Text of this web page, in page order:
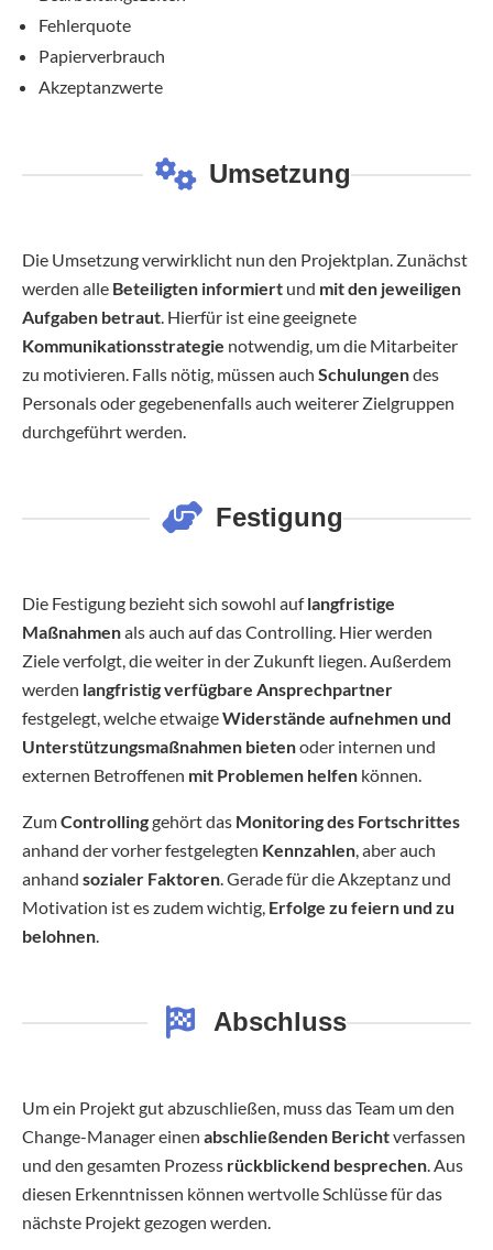
Fehlerquote
Papierverbrauch
Akzeptanzwerte
Umsetzung
Die Umsetzung verwirklicht nun den Projektplan. Zunächst
werden alle Beteiligten informiert und mit den jeweiligen
Aufgaben betraut . Hierfür ist eine geeignete
Kommunikationsstrategie notwendig, um die Mitarbeiter
zu motivieren. Falls nötig, müssen auch Schulungendes
Personals oder gegebenenfalls auch weiterer Zielgruppen
durchgeführt werden.
Festigung
Die Festigung bezieht sich sowohl auflangfristige
Maßnahmenals auch auf das Controlling. Hier werden
Ziele verfolgt, die weiter in der Zukunft liegen. Außerdem
werden langfristig verfügbare Ansprechpartner
festgelegt, welche etwaigeWiderstände aufnehmen und
Unterstützungsmaßnahmen bietenoder internen und
externen Betroffenen mit Problemen helfen können.
ZumControllinggehört das Monitoring des Fortschrittes
anhand der vorher festgelegten Kennzahlen , aber auch
anhand sozialer Faktoren . Gerade für die Akzeptanz und
Motivation ist es zudem wichtig, Erfolge zu feiern und zu
belohnen
Abschluss
Um ein Projekt gut abzuschließen, muss das Team um den
Change-Manager einen abschließenden Berichtverfassen
und den gesamten Prozess rückblickend besprechen . Aus
diesen Erkenntnissen können wertvolle Schlüsse für das
nächste Projekt gezogen werden.